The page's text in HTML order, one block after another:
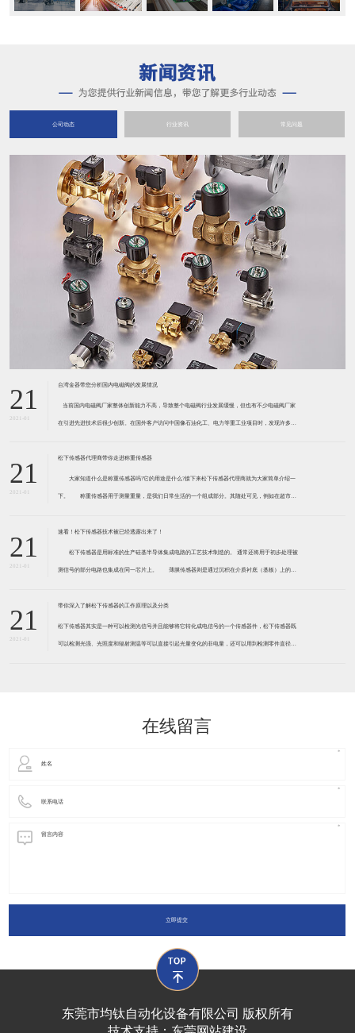
公司动态 行业资讯 常见问题
21
2021-01
台湾金器带您分析国内电磁阀的发展情况
​ 当前国内电磁阀厂家整体创新能力不高，导致整个电磁阀行业发展缓慢，但也有不少电磁阀厂家
在引进先进技术后很少创新。在国外客户访问中国像石油化工、电力等重工业项目时，发现许多项
21
2021-01
松下传感器代理商带你走进称重传感器
大家知道什么是称重传感器吗?它的用途是什么?接下来松下传感器代理商就为大家简单介绍一
下。 称重传感器用于测量重量，是我们日常生活的一个组成部分。其随处可见，例如在超市柜
带有应变片的弹性体组成。弹性体通常由钢
21
2021-01
速看！松下传感器技术被已经透露出来了！
松下传感器是用标准的生产硅基半导体集成电路的工艺技术制造的。 通常还将用于初步处理被
测信号的部分电路也集成在同一芯片上。 薄膜传感器则是通过沉积在介质衬底（基板）上的，
器是利用相应材料的浆料，涂覆在陶瓷基片上
21
2021-01
带你深入了解松下传感器的工作原理以及分类
松下传感器其实是一种可以检测光信号并且能够将它转化成电信号的一个传感器件，松下传感器既
可以检测光强、光照度和辐射测温等可以直接引起光量变化的非电量，还可以用到检测零件直径、
在线留言
立即提交
东莞市均钛自动化设备有限公司 版权所有